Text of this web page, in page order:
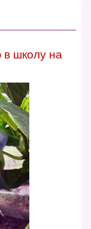
в школу на